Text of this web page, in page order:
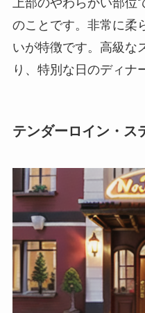
のことです。非常に柔
いが特徴です。高級な
り、特別な日のディナ
テンダーロイン・ス